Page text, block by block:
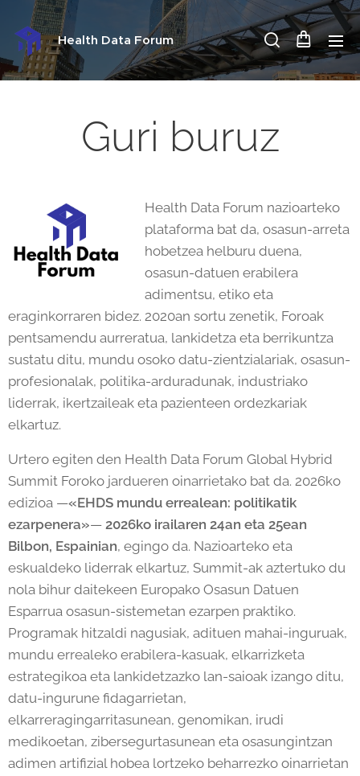
Health Data Forum
Guri buruz
Health Data Forum nazioarteko
plataforma bat da, osasun-arreta
hobetzea helburu duena,
osasun-datuen erabilera
adimentsu, etiko eta
eraginkorraren bidez. 2020an sortu zenetik, Foroak
pentsamendu aurreratua, lankidetza eta berrikuntza
sustatu ditu, mundu osoko datu-zientzialariak, osasun-
profesionalak, politika-arduradunak, industriako
liderrak, ikertzaileak eta pazienteen ordezkariak
elkartuz.
Urtero egiten den Health Data Forum Global Hybrid
Summit Foroko jardueren oinarrietako bat da. 2026ko
edizioa —«EHDS mundu errealean: politikatik
ezarpenera»— 2026ko irailaren 24an eta 25ean
Bilbon, Espainian, egingo da. Nazioarteko eta
eskualdeko liderrak elkartuz, Summit-ak aztertuko du
nola bihur daitekeen Europako Osasun Datuen
Esparrua osasun-sistemetan ezarpen praktiko.
Programak hitzaldi nagusiak, adituen mahai-inguruak,
mundu errealeko erabilera-kasuak, elkarrizketa
estrategikoa eta lankidetzazko lan-saioak izango ditu,
datu-ingurune fidagarrietan,
elkarreragingarritasunean, genomikan, irudi
medikoetan, zibersegurtasunean eta osasungintzan
adimen artifizial hobea lortzeko beharrezko oinarrietan